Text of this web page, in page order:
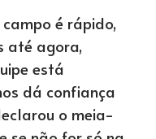
é rápido,
até agora,
está
dá confiança
o meia-